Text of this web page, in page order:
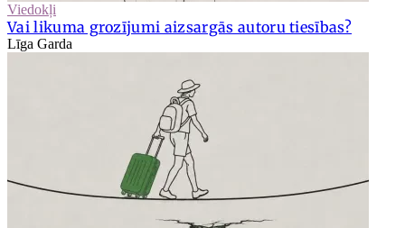
Viedokļi
Vai likuma grozījumi aizsargās autoru tiesības?
Līga Garda